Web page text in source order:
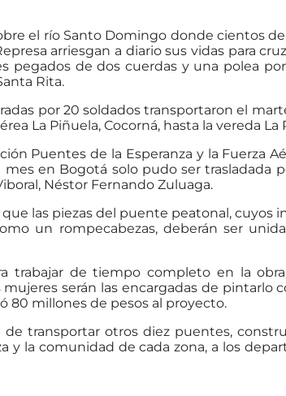
el río Santo Domingo donde cientos
arriesgan a diario sus vidas para
pegados de dos cuerdas y una polea
Rita.
por 20 soldados transportaron el
La Piñuela, Cocorná, hasta la vereda La
Puentes de la Esperanza y la Fuerza
en Bogotá solo pudo ser trasladada
Néstor Fernando Zuluaga.
las piezas del puente peatonal, cuyos
un rompecabezas, deberán ser
trabajar de tiempo completo en la
serán las encargadas de pintarlo
80 millones de pesos al proyecto.
de transportar otros diez puentes,
y la comunidad de cada zona, a los